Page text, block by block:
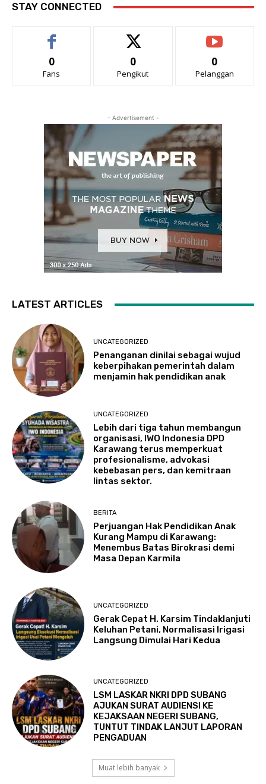
STAY CONNECTED
0
Fans
0
Pengikut
0
Pelanggan
- Advertisement -
LATEST ARTICLES
UNCATEGORIZED
Penanganan dinilai sebagai wujud
keberpihakan pemerintah dalam
menjamin hak pendidikan anak
UNCATEGORIZED
Lebih dari tiga tahun membangun
organisasi, IWO Indonesia DPD
Karawang terus memperkuat
profesionalisme, advokasi
kebebasan pers, dan kemitraan
lintas sektor.
BERITA
Perjuangan Hak Pendidikan Anak
Kurang Mampu di Karawang:
Menembus Batas Birokrasi demi
Masa Depan Karmila
UNCATEGORIZED
Gerak Cepat H. Karsim Tindaklanjuti
Keluhan Petani, Normalisasi Irigasi
Langsung Dimulai Hari Kedua
UNCATEGORIZED
LSM LASKAR NKRI DPD SUBANG
AJUKAN SURAT AUDIENSI KE
KEJAKSAAN NEGERI SUBANG,
TUNTUT TINDAK LANJUT LAPORAN
PENGADUAN
Muat lebih banyak